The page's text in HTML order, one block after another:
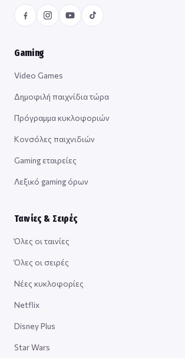
Gaming
Video Games
Δημοφιλή παιχνίδια τώρα
Πρόγραμμα κυκλοφοριών
Κονσόλες παιχνιδιών
Gaming εταιρείες
Λεξικό gaming όρων
Ταινίες & Σειρές
Όλες οι ταινίες
Όλες οι σειρές
Νέες κυκλοφορίες
Netflix
Disney Plus
Star Wars